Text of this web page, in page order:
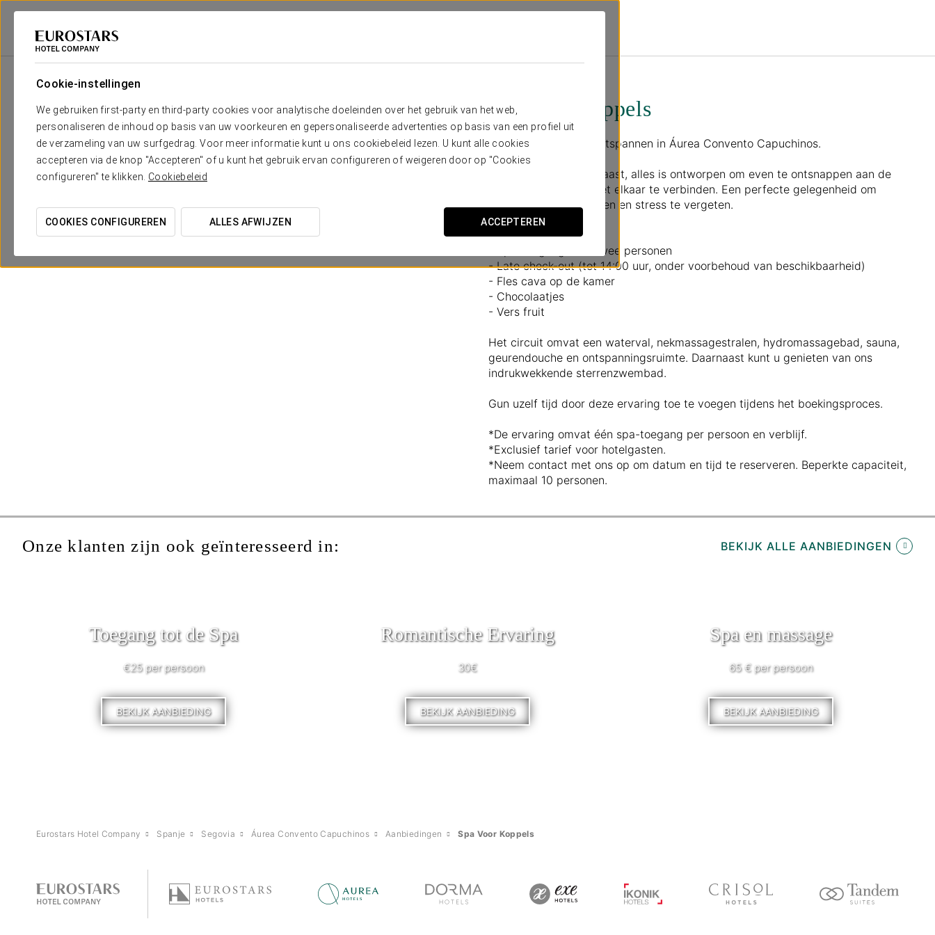
Cookie-instellingen
We gebruiken first-party en third-party cookies voor analytische doeleinden over het gebruik van het web,
personaliseren de inhoud op basis van uw voorkeuren en gepersonaliseerde advertenties op basis van een profiel uit
de verzameling van uw surfgedrag. Voor meer informatie kunt u ons cookiebeleid lezen. U kunt alle cookies
accepteren via de knop "Accepteren" of u kunt het gebruik ervan configureren of weigeren door op "Cookies
configureren" te klikken. Cookiebeleid
COOKIES CONFIGUREREN ALLES AFWIJZEN ACCEPTEREN
Eurostars Hotel Company
Spa voor koppels
Voor wie samen wil ontspannen in Áurea Convento Capuchinos.
Geen routines, geen haast, alles is ontworpen om even te ontsnappen aan de
wereld en opnieuw met elkaar te verbinden. Een perfecte gelegenheid om
samen tot rust te komen en stress te vergeten.
Inclusief:
- Spa-toegang voor twee personen
- Late check-out (tot 14:00 uur, onder voorbehoud van beschikbaarheid)
- Fles cava op de kamer
- Chocolaatjes
- Vers fruit
Het circuit omvat een waterval, nekmassagestralen, hydromassagebad, sauna,
geurendouche en ontspanningsruimte. Daarnaast kunt u genieten van ons
indrukwekkende sterrenzwembad.
Gun uzelf tijd door deze ervaring toe te voegen tijdens het boekingsproces.
*De ervaring omvat één spa-toegang per persoon en verblijf.
*Exclusief tarief voor hotelgasten.
*Neem contact met ons op om datum en tijd te reserveren. Beperkte capaciteit,
maximaal 10 personen.
Onze klanten zijn ook geïnteresseerd in: BEKIJK ALLE AANBIEDINGEN
Toegang tot de Spa
€25 per persoon
BEKIJK AANBIEDING
Romantische Ervaring
30€
BEKIJK AANBIEDING
Spa en massage
65 € per persoon
BEKIJK AANBIEDING
Eurostars Hotel Company Spanje Segovia Áurea Convento Capuchinos Aanbiedingen Spa Voor Koppels